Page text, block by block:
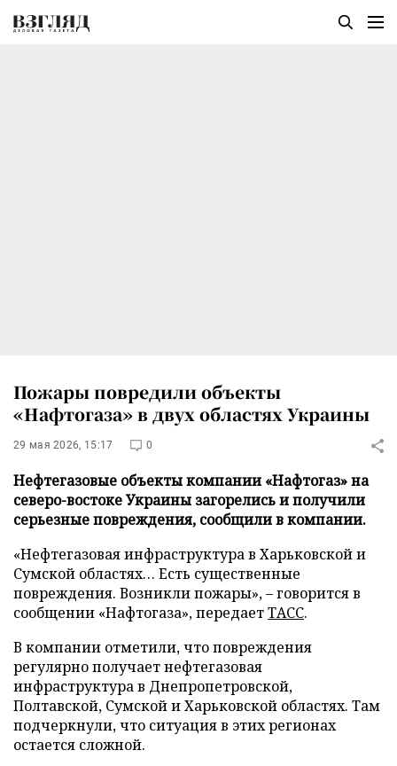
Пожары повредили объекты
«Нафтогаза» в двух областях Украины
29 мая 2026, 15:17 0
Нефтегазовые объекты компании «Нафтогаз» на
северо-востоке Украины загорелись и получили
серьезные повреждения, сообщили в компании.
«Нефтегазовая инфраструктура в Харьковской и
Сумской областях… Есть существенные
повреждения. Возникли пожары», – говорится в
сообщении «Нафтогаза», передаетТАСС.
В компании отметили, что повреждения
регулярно получает нефтегазовая
инфраструктура в Днепропетровской,
Полтавской, Сумской и Харьковской областях. Там
подчеркнули, что ситуация в этих регионах
остается сложной.